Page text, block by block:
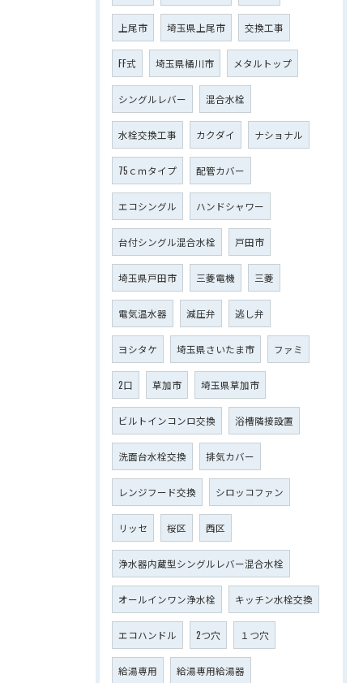
上尾市 埼玉県上尾市 交換工事
FF式 埼玉県桶川市 メタルトップ
シングルレバー 混合水栓
水栓交換工事 カクダイ ナショナル
75ｃｍタイプ 配管カバー
エコシングル ハンドシャワー
台付シングル混合水栓 戸田市
埼玉県戸田市 三菱電機 三菱
電気温水器 減圧弁 逃し弁
ヨシタケ 埼玉県さいたま市 ファミ
2口 草加市 埼玉県草加市
ビルトインコンロ交換 浴槽隣接設置
洗面台水栓交換 排気カバー
レンジフード交換 シロッコファン
リッセ 桜区 西区
浄水器内蔵型シングルレバー混合水栓
オールインワン浄水栓 キッチン水栓交換
エコハンドル 2つ穴 １つ穴
給湯専用 給湯専用給湯器